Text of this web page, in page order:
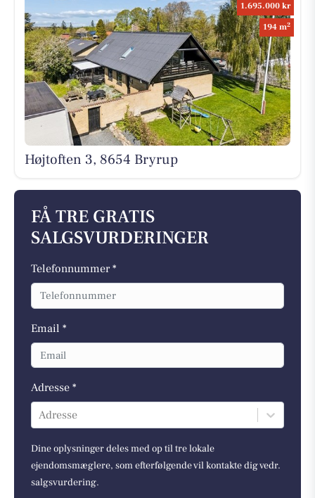
1.695.000 kr
194 m2
Højtoften 3, 8654 Bryrup
FÅ TRE GRATIS
SALGSVURDERINGER
Telefonnummer *
Email *
Adresse *
Adresse
Dine oplysninger deles med op til tre lokale
ejendomsmæglere, som efterfølgende vil kontakte dig vedr.
salgsvurdering.